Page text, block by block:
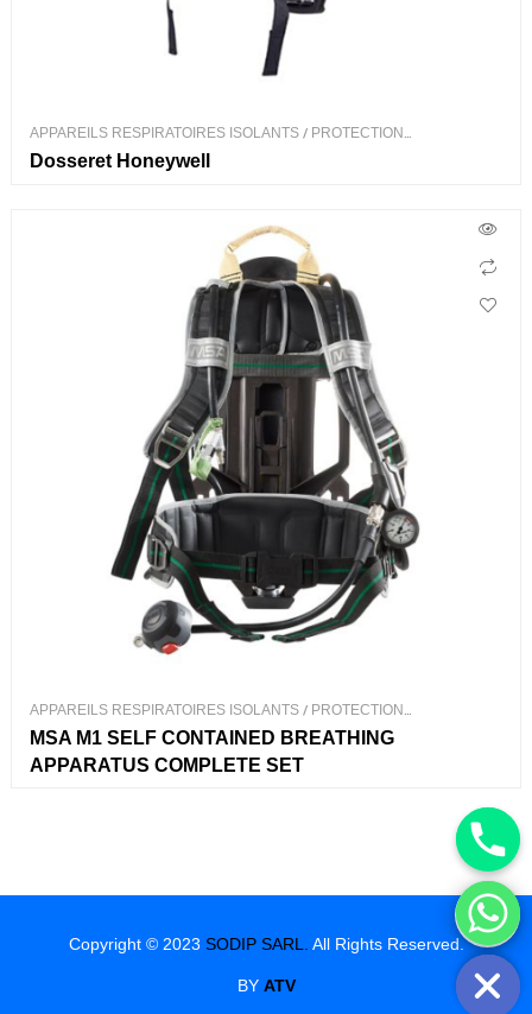
APPAREILS RESPIRATOIRES ISOLANTS/ PROTECTION
RESPIRATOIRE
Dosseret Honeywell
APPAREILS RESPIRATOIRES ISOLANTS/ PROTECTION
RESPIRATOIRE
MSA M1 SELF CONTAINED BREATHING
APPARATUS COMPLETE SET
Copyright © 2023 SODIP SARL. All Rights Reserved.
BY ATV
Hide chaty